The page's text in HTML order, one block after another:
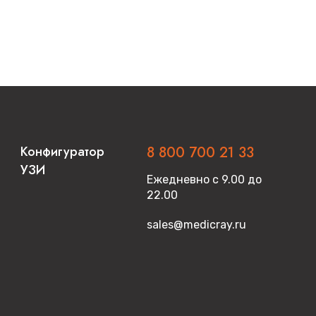
Конфигуратор
УЗИ
8 800 700 21 33
Ежедневно с 9.00 до
22.00
sales@medicray.ru